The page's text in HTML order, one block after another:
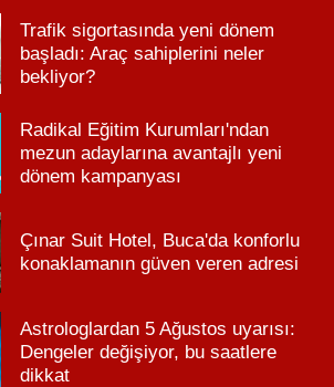
Trafik sigortasında yeni dönem
başladı: Araç sahiplerini neler
bekliyor?
Radikal Eğitim Kurumları'ndan
mezun adaylarına avantajlı yeni
dönem kampanyası
Çınar Suit Hotel, Buca'da konforlu
konaklamanın güven veren adresi
Astrologlardan 5 Ağustos uyarısı:
Dengeler değişiyor, bu saatlere
dikkat